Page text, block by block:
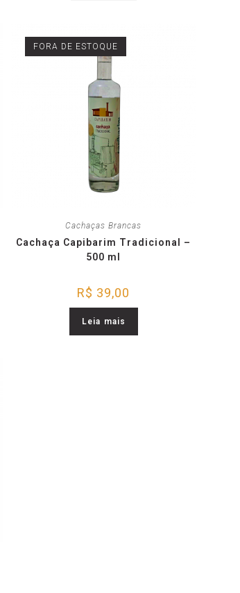
FORA DE ESTOQUE
Cachaças Brancas
Cachaça Capibarim Tradicional –
500 ml
R$ 39,00
Leia mais